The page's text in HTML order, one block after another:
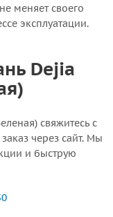
меняет своего
эксплуатации.
Dejia
свяжитесь с
через сайт. Мы
и быструю